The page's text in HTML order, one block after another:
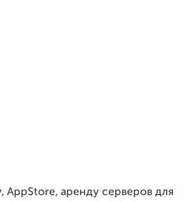
AppStore, аренду серверов для